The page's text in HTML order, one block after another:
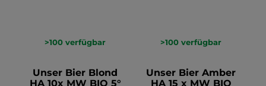
>100 verfügbar
Unser Bier Blond
HA 10x MW BIO 5°
>100 verfügbar
Unser Bier Amber
HA 15 x MW BIO